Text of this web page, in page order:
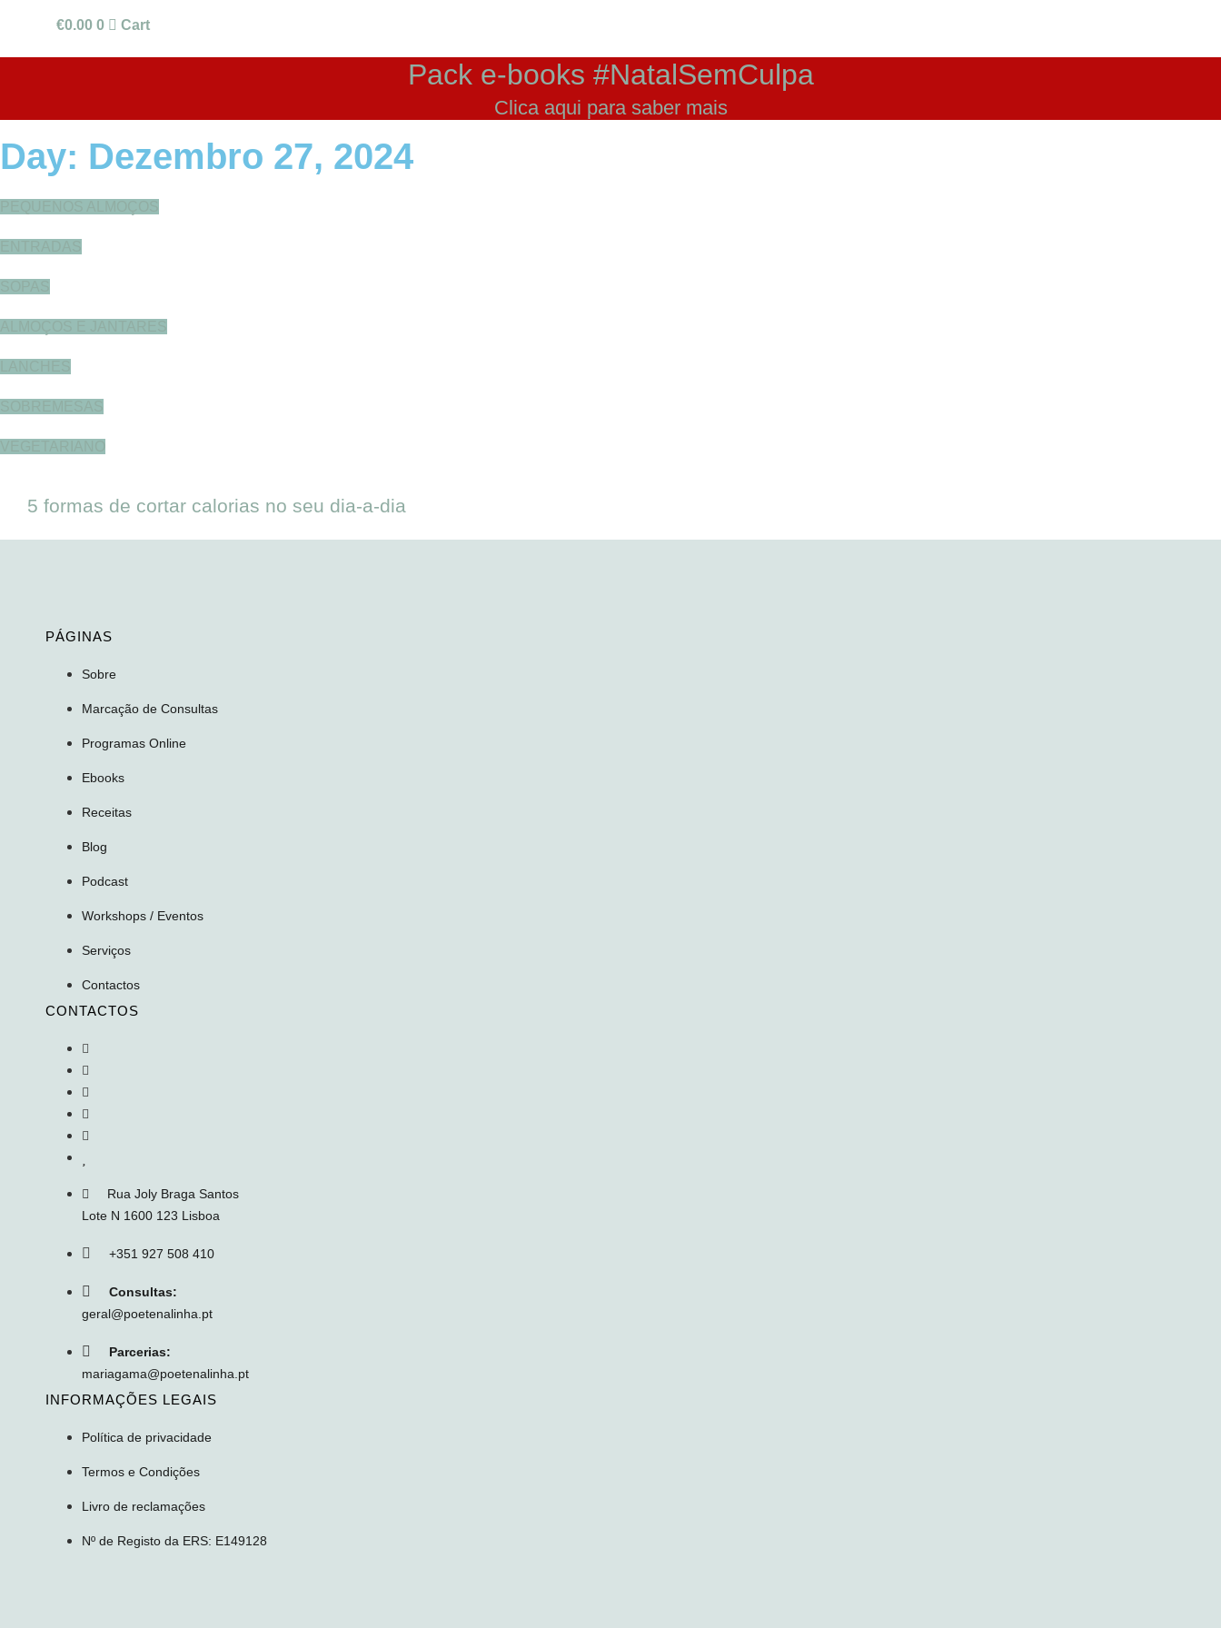
€0.00 0 Cart
Pack e-books #NatalSemCulpa
Clica aqui para saber mais
Day: Dezembro 27, 2024
5 formas de cortar calorias no seu dia-a-dia
PÁGINAS
Sobre
Marcação de Consultas
Programas Online
Ebooks
Receitas
Blog
Podcast
Workshops / Eventos
Serviços
Contactos
CONTACTOS
Rua Joly Braga Santos
Lote N 1600 123 Lisboa
+351 927 508 410
Consultas:
geral@poetenalinha.pt
Parcerias:
mariagama@poetenalinha.pt
INFORMAÇÕES LEGAIS
Política de privacidade
Termos e Condições
Livro de reclamações
Nº de Registo da ERS: E149128